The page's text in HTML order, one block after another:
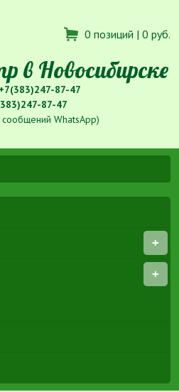
0 позиций | 0 руб.
в Новосибирске
+7(383)247-87-47
87-47
WhatsApp)